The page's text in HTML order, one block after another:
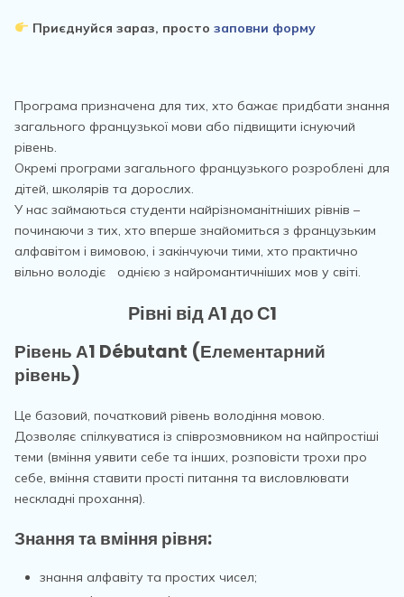
Приєднуйся зараз, просто заповни форму
Програма призначена для тих, хто бажає придбати знання
загального французької мови або підвищити існуючий
рівень.
Окремі програми загального французького розроблені для
дітей, школярів та дорослих.
У нас займаються студенти найрізноманітніших рівнів –
починаючи з тих, хто вперше знайомиться з французьким
алфавітом і вимовою, і закінчуючи тими, хто практично
вільно володіє
однією з найромантичніших мов у світі.
Рівні від А1 до С1
Рівень А1 Débutant (Елементарний
рівень)
Це базовий, початковий рівень володіння мовою.
Дозволяє спілкуватися із співрозмовником на найпростіші
теми (вміння уявити себе та інших, розповісти трохи про
себе, вміння ставити прості питання та висловлювати
нескладні прохання).
Знання та вміння рівня:
знання алфавіту та простих чисел;